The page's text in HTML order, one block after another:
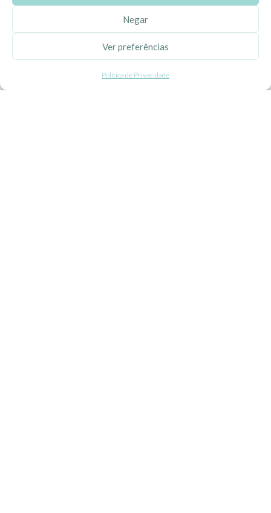
Negar
Ver preferências
Política de Privacidade
Sobre Nós
Propriedade Intelectual
Colaboração com Bloggers